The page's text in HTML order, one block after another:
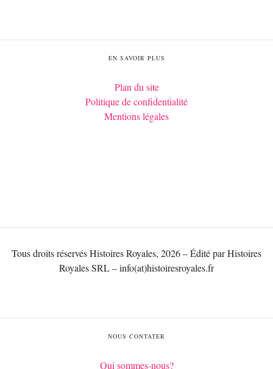
EN SAVOIR PLUS
Plan du site
Politique de confidentialité
Mentions légales
Tous droits réservés Histoires Royales, 2026 – Édité par Histoires
Royales SRL – info(at)histoiresroyales.fr
NOUS CONTATER
Qui sommes-nous?